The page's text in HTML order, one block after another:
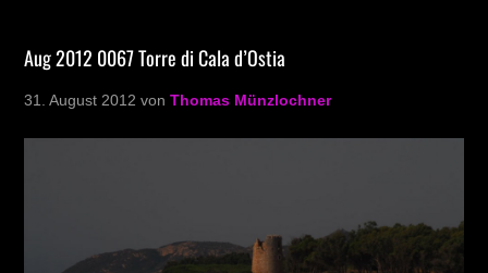
Aug 2012 0067 Torre di Cala d’Ostia
31. August 2012 vonThomas Münzlochner